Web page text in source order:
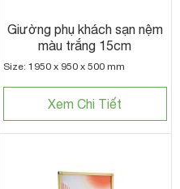
Giường phụ khách sạn nệm
màu trắng 15cm
Size: 1950 x 950 x 500 mm
Xem Chi Tiết